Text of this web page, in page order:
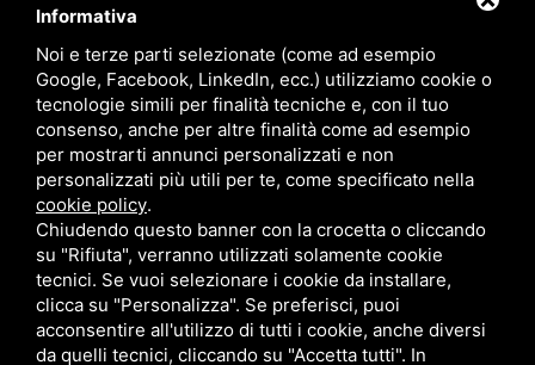
Informativa
Noi e terze parti selezionate (come ad esempio
Google, Facebook, LinkedIn, ecc.) utilizziamo cookie o
tecnologie simili per finalità tecniche e, con il tuo
consenso, anche per altre finalità come ad esempio
per mostrarti annunci personalizzati e non
personalizzati più utili per te, come specificato nella
cookie policy.
Chiudendo questo banner con la crocetta o cliccando
su "Rifiuta", verranno utilizzati solamente cookie
tecnici. Se vuoi selezionare i cookie da installare,
clicca su "Personalizza". Se preferisci, puoi
acconsentire all'utilizzo di tutti i cookie, anche diversi
da quelli tecnici, cliccando su "Accetta tutti". In
Contattaci
Via Quinto Bucci, 205, 47521 Cesena (FC)
+39 0543 31536
+39 320 6635083
info@amiciziaeamore.it
Links
Chi siamo
Crea il tuo profilo
Franchising
Annunci
Blog
Contatti